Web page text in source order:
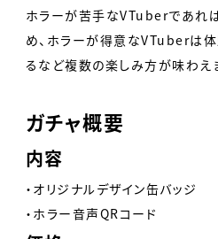
ホラーが苦手なVTuberであれ
め、ホラーが得意なVTuberは
るなど複数の楽しみ方が味わえ
ガチャ概要
内容
・オリジナルデザイン缶バッジ
・ホラー音声QRコード